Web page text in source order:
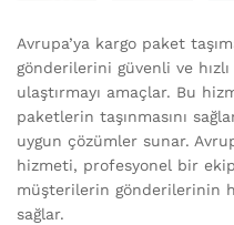
Avrupa’ya kargo paket
gönderilerini güvenli ve
ulaştırmayı amaçlar. Bu
paketlerin taşınmasını
uygun çözümler sunar.
hizmeti, profesyonel bir
müşterilerin gönderilerinin
sağlar.